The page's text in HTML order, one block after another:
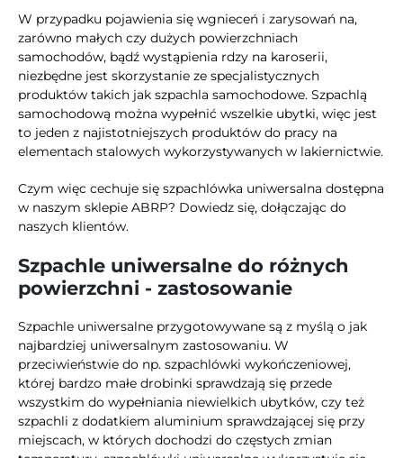
W przypadku pojawienia się wgnieceń i zarysowań na,
zarówno małych czy dużych powierzchniach
samochodów, bądź wystąpienia rdzy na karoserii,
niezbędne jest skorzystanie ze specjalistycznych
produktów takich jak szpachla samochodowe. Szpachlą
samochodową można wypełnić wszelkie ubytki, więc jest
to jeden z najistotniejszych produktów do pracy na
elementach stalowych wykorzystywanych w lakiernictwie.
Czym więc cechuje się szpachlówka uniwersalna dostępna
w naszym sklepie ABRP? Dowiedz się, dołączając do
naszych klientów.
Szpachle uniwersalne do różnych
powierzchni - zastosowanie
Szpachle uniwersalne przygotowywane są z myślą o jak
najbardziej uniwersalnym zastosowaniu. W
przeciwieństwie do np. szpachlówki wykończeniowej,
której bardzo małe drobinki sprawdzają się przede
wszystkim do wypełniania niewielkich ubytków, czy też
szpachli z dodatkiem aluminium sprawdzającej się przy
miejscach, w których dochodzi do częstych zmian